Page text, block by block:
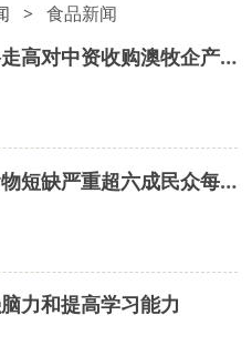
> 食品新闻
澳牛肉价格走高对中资收购澳牧企产生影响
委内瑞拉食物短缺严重超六成民众每天吃一到两餐
力和提高学习能力